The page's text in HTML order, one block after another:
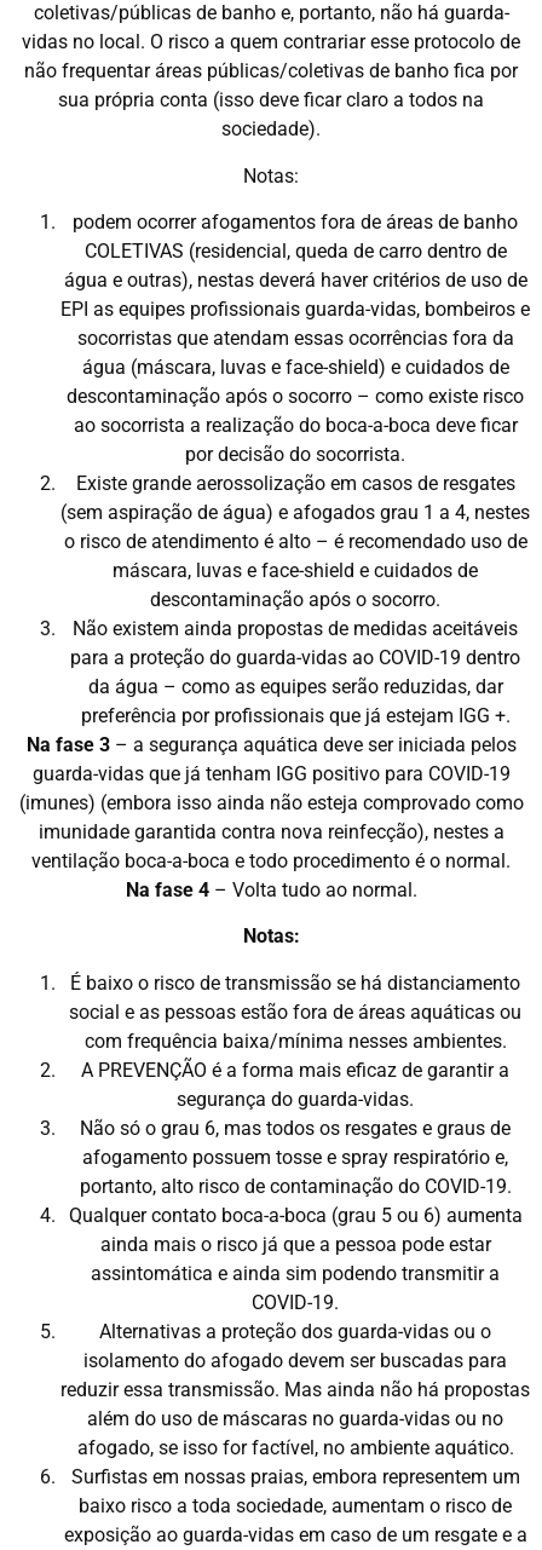
coletivas/públicas de banho e, portanto, não há guarda-
vidas no local. O risco a quem contrariar esse protocolo de
não frequentar áreas públicas/coletivas de banho fica por
sua própria conta (isso deve ficar claro a todos na
sociedade).
Notas:
podem ocorrer afogamentos fora de áreas de banho
COLETIVAS (residencial, queda de carro dentro de
água e outras), nestas deverá haver critérios de uso de
EPI as equipes profissionais guarda-vidas, bombeiros e
socorristas que atendam essas ocorrências fora da
água (máscara, luvas e face-shield) e cuidados de
descontaminação após o socorro – como existe risco
ao socorrista a realização do boca-a-boca deve ficar
por decisão do socorrista.
Existe grande aerossolização em casos de resgates
(sem aspiração de água) e afogados grau 1 a 4, nestes
o risco de atendimento é alto – é recomendado uso de
máscara, luvas e face-shield e cuidados de
descontaminação após o socorro.
Não existem ainda propostas de medidas aceitáveis
para a proteção do guarda-vidas ao COVID-19 dentro
da água – como as equipes serão reduzidas, dar
preferência por profissionais que já estejam IGG +.
Na fase 3– a segurança aquática deve ser iniciada pelos
guarda-vidas que já tenham IGG positivo para COVID-19
(imunes) (embora isso ainda não esteja comprovado como
imunidade garantida contra nova reinfecção), nestes a
ventilação boca-a-boca e todo procedimento é o normal.
Na fase 4– Volta tudo ao normal.
Notas:
É baixo o risco de transmissão se há distanciamento
social e as pessoas estão fora de áreas aquáticas ou
com frequência baixa/mínima nesses ambientes.
A PREVENÇÃO é a forma mais eficaz de garantir a
segurança do guarda-vidas.
Não só o grau 6, mas todos os resgates e graus de
afogamento possuem tosse e spray respiratório e,
portanto, alto risco de contaminação do COVID-19.
Qualquer contato boca-a-boca (grau 5 ou 6) aumenta
ainda mais o risco já que a pessoa pode estar
assintomática e ainda sim podendo transmitir a
COVID-19.
Alternativas a proteção dos guarda-vidas ou o
isolamento do afogado devem ser buscadas para
reduzir essa transmissão. Mas ainda não há propostas
além do uso de máscaras no guarda-vidas ou no
afogado, se isso for factível, no ambiente aquático.
Surfistas em nossas praias, embora representem um
baixo risco a toda sociedade, aumentam o risco de
exposição ao guarda-vidas em caso de um resgate e a